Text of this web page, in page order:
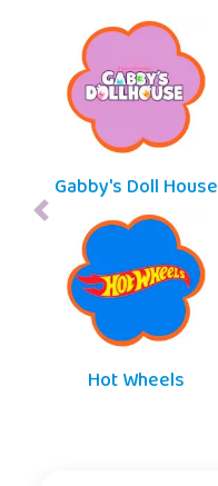
Gabby's Doll House
Hot Wheels